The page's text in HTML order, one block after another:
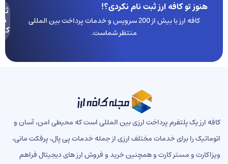
هنوز تو کافه ارز ثبت نام نکردی؟!
کافه ارز با بیش از 200 سرویس و خدمات پرداخت بین المللی
منتظر شماست.
ثبت
کنید
ارز یک پلتفرم پرداخت ارزی بین المللی است که محیطی امن، آسان و
را برای خدمات مختلف ارزی از جمله خدمات پی پال، پرفکت مانی،
و مستر کارت و همچنین خرید و فروش ارز های دیجیتال فراهم